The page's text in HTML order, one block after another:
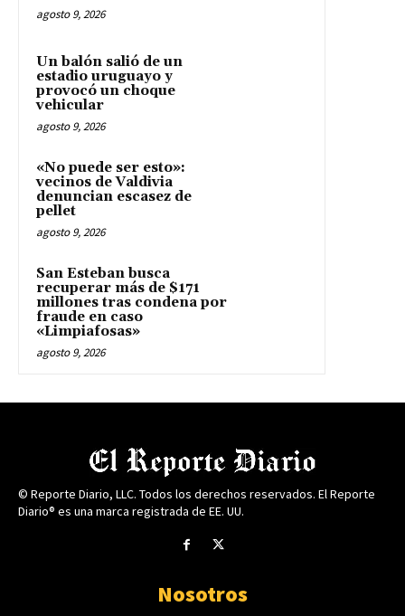
agosto 9, 2026
Un balón salió de un
estadio uruguayo y
provocó un choque
vehicular
agosto 9, 2026
«No puede ser esto»:
vecinos de Valdivia
denuncian escasez de
pellet
agosto 9, 2026
San Esteban busca
recuperar más de $171
millones tras condena por
fraude en caso
«Limpiafosas»
agosto 9, 2026
© Reporte Diario, LLC. Todos los derechos reservados. El Reporte
Diario® es una marca registrada de EE. UU.
Nosotros